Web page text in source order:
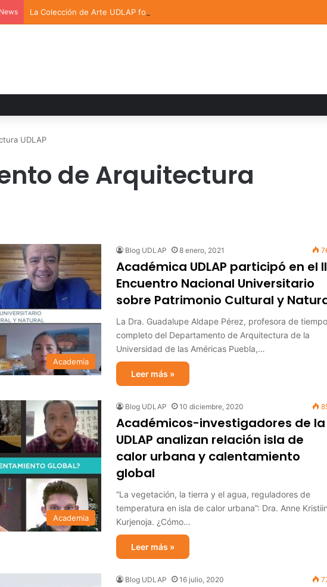
La Colección de Arte UDLAP fortalece su acervo con nuevas obras de artistas
UDLAP
de Arquitectura
Academia
Blog UDLAP 8 enero, 2021
Académica UDLAP participó en el II
Encuentro Nacional Universitario
sobre Patrimonio Cultural y
La Dra. Guadalupe Aldape Pérez, profesora de tiempo
completo del Departamento de Arquitectura de la
Universidad de las Américas Puebla,…
Leer más »
Academia
Blog UDLAP 10 diciembre, 2020
Académicos-investigadores de la
UDLAP analizan relación isla de
calor urbana y calentamiento
global
“La vegetación, la tierra y el agua, reguladores de
temperatura en isla de calor urbana”: Dra. Anne
Kurjenoja. ¿Cómo…
Leer más »
Blog UDLAP 16 julio, 2020